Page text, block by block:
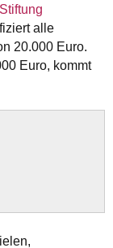
Stiftung
alle
20.000 Euro.
Euro, kommt